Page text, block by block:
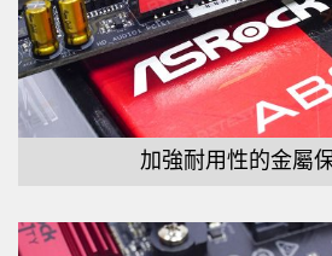
加強耐用性的金屬